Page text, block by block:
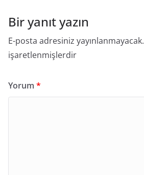
Bir yanıt yazın
E-posta adresiniz yayınlanmayacak.
işaretlenmişlerdir
Yorum *